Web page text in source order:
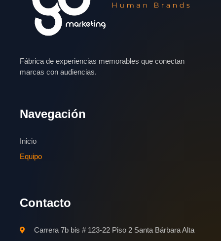
Fábrica de experiencias memorables que conectan
marcas con audiencias.
Navegación
Inicio
Equipo
Contacto
Carrera 7b bis # 123-22 Piso 2 Santa Bárbara Alta